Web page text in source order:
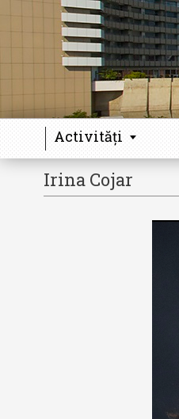
Activități
Irina Cojar